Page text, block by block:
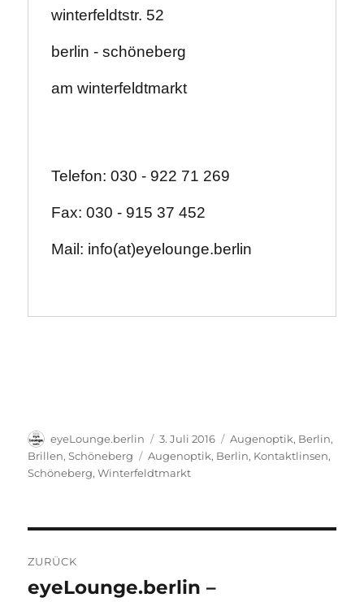
winterfeldtstr. 52
berlin - schöneberg
am winterfeldtmarkt
Telefon: 030 - 922 71 269
Fax: 030 - 915 37 452
Mail: info(at)eyelounge.berlin
Autor
eyeLounge.berlin
Veröffentlicht
am
3. Juli 2016 Kategorien
Augenoptik, Berlin,
Brillen,Schöneberg Schlagwörter
Augenoptik, Berlin, Kontaktlinsen,
Schöneberg,Winterfeldtmarkt
ZURÜCK
Vorheriger
eyeLounge.berlin –